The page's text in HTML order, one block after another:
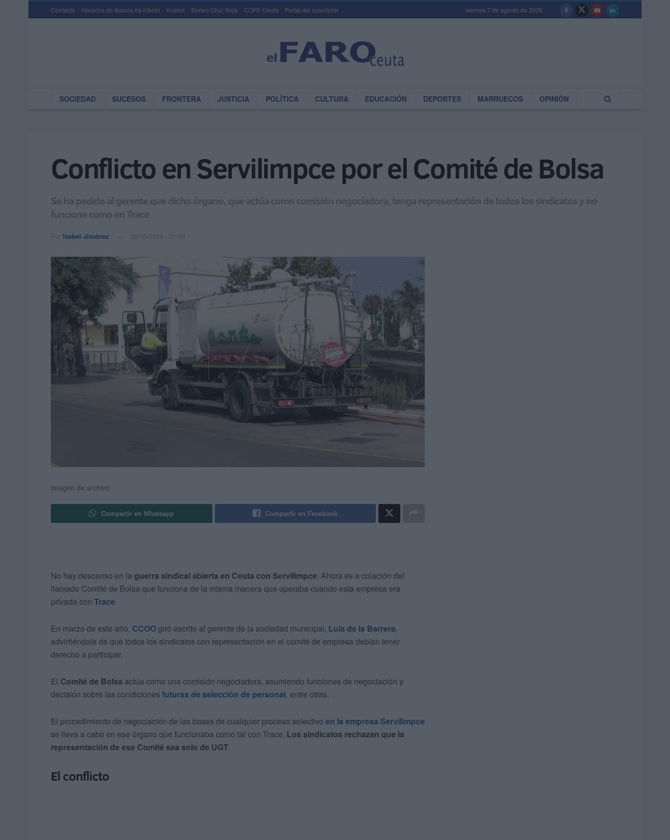
Contacto Horarios de Barcos by Kikoto Vuelos Sorteo Cruz Roja COPE Ceuta Portal del suscriptor viernes 7 de agosto de 2026
SOCIEDAD SUCESOS FRONTERA JUSTICIA POLÍTICA CULTURA EDUCACIÓN DEPORTES MARRUECOS OPINIÓN
Conflicto en Servilimpce por el Comité de Bolsa
Se ha pedido al gerente que dicho órgano, que actúa como comisión negociadora, tenga representación de todos los sindicatos y no
funcione como en Trace
Por Isabel Jiménez 08/05/2025 - 21:00
Imagen de archivo
Compartir en Whatsapp Compartir en Facebook
No hay descanso en la guerra sindical abierta en Ceuta con Servilimpce. Ahora es a colación del
llamado Comité de Bolsa que funciona de la misma manera que operaba cuando esta empresa era
privada con Trace.
En marzo de este año, CCOOgiró escrito al gerente de la sociedad municipal, Luis de la Barrera,
advirtiéndole de que todos los sindicatos con representación en el comité de empresa debían tener
derecho a participar.
El Comité de Bolsa actúa como una comisión negociadora, asumiendo funciones de negociación y
decisión sobre las condiciones futuras de selección de personal, entre otras.
El procedimiento de negociación de las bases de cualquier proceso selectivo en la empresa Servilimpce
se lleva a cabo en ese órgano que funcionaba como tal con Trace. Los sindicatos rechazan que la
representación de ese Comité sea solo de UGT.
El conflicto